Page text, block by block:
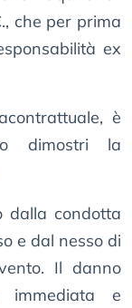
che per prima
ex
è
dimostri la
dalla condotta
e dal nesso di
Il danno
immediata e